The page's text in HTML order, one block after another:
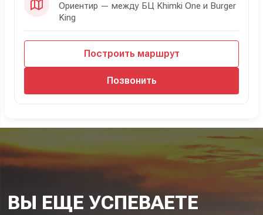
Ориентир — между БЦ Khimki One и Burger
King
Построить маршрут
Позвонить
ВЫ ЕЩЕ УСПЕВАЕТЕ